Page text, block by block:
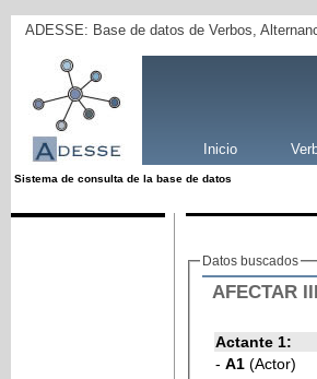
ADESSE: Base de datos de Verbos,
Inicio
Sistema de consulta de la base de datos
Datos buscados
AFECTAR III
Actante 1:
- A1 (Actor)